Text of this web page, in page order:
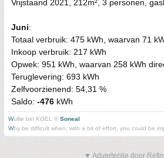
Vrijstaand 2021, 212m², 3 personen,
Juni:
Totaal verbruik: 475 kWh, waarvan 71
Inkoop verbruik: 217 kWh
Opwek: 951 kWh, waarvan 258 kWh
Teruglevering: 693 kWh
Zelfvoorzienend: 54,31 %
Saldo: -476 kWh
Wullie bin KOEL © Soneal
Why be difficult when, with a bit of effort, you could be
▼ Advertentie door